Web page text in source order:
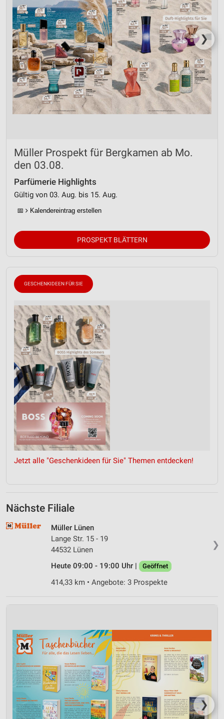
❯
Müller Prospekt für Bergkamen ab Mo.
den 03.08.
Parfümerie Highlights
Gültig von 03. Aug. bis 15. Aug.
📅 Kalendereintrag erstellen
PROSPEKT BLÄTTERN
GESCHENKIDEEN FÜR SIE
Jetzt alle "Geschenkideen für Sie" Themen entdecken!
Nächste Filiale
❯
Müller Lünen
Lange Str. 15 - 19
44532 Lünen
Heute 09:00 - 19:00 Uhr |
Geöffnet
414,33 km • Angebote: 3 Prospekte
❯